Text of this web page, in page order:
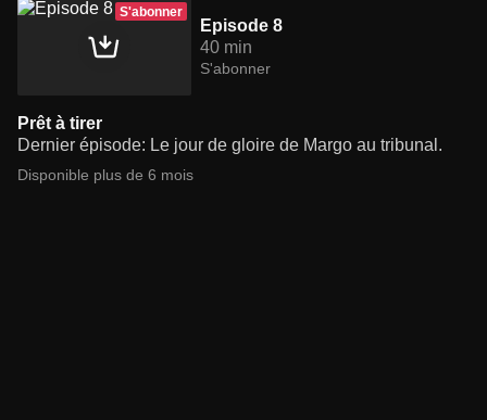
S'abonner
Episode 8
40 min
S'abonner
Prêt à tirer
Dernier épisode: Le jour de gloire de Margo au tribunal.
Disponible plus de 6 mois